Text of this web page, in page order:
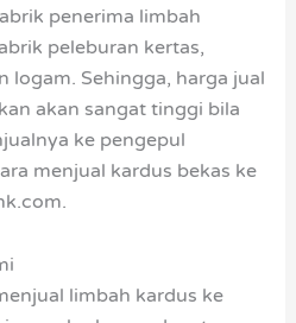
penerima limbah
peleburan kertas,
logam. Sehingga, harga jual
akan sangat tinggi bila
ke pengepul
menjual kardus bekas ke
limbah kardus ke